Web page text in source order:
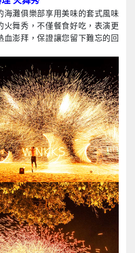
海灘俱樂部享用美味的套式風味
火舞秀，不僅餐食好吃，表演更
血澎拜，保證讓您留下難忘的回